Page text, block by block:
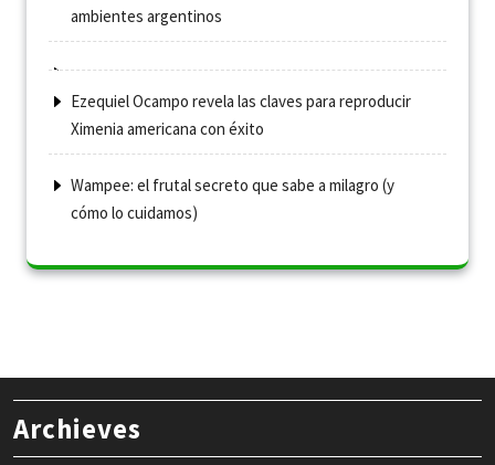
ambientes argentinos
Ezequiel Ocampo revela las claves para reproducir
Ximenia americana con éxito
Wampee: el frutal secreto que sabe a milagro (y
cómo lo cuidamos)
Archieves